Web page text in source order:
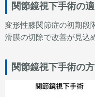
関節鏡視下手術の
変形性膝関節症の初期段
滑膜の切除で改善が見込
関節鏡視下手術の